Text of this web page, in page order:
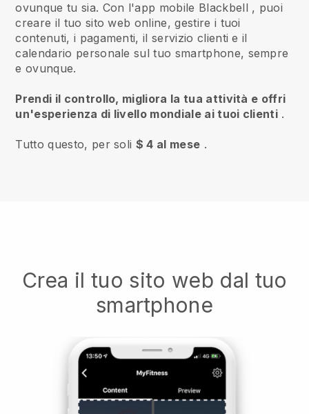
ovunque tu sia. Con l'app mobile Blackbell , puoi
creare il tuo sito web online, gestire i tuoi
contenuti, i pagamenti, il servizio clienti e il
calendario personale sul tuo smartphone, sempre
e ovunque.
Prendi il controllo, migliora la tua attività e offri
un'esperienza di livello mondiale ai tuoi clienti .
Tutto questo, per soli $ 4 al mese .
Crea il tuo sito web dal tuo
smartphone